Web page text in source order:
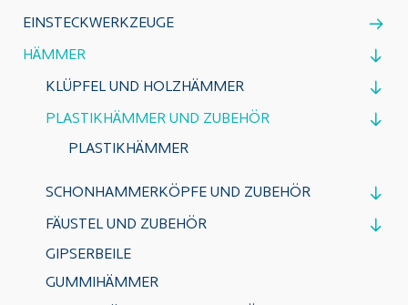
EINSTECKWERKZEUGE
HÄMMER
KLÜPFEL UND HOLZHÄMMER
PLASTIKHÄMMER UND ZUBEHÖR
PLASTIKHÄMMER
SCHONHAMMERKÖPFE UND ZUBEHÖR
FÄUSTEL UND ZUBEHÖR
GIPSERBEILE
GUMMIHÄMMER